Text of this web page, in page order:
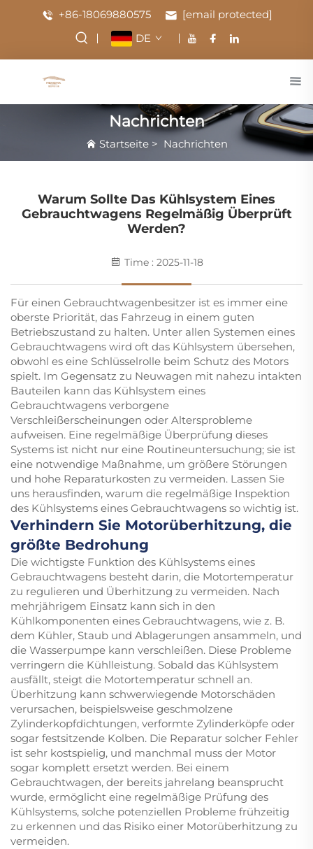
+86-18069880575
[email protected]
DE
Nachrichten
Startseite> Nachrichten
Warum Sollte Das Kühlsystem Eines
Gebrauchtwagens Regelmäßig Überprüft
Werden?
Time : 2025-11-18
Für einen Gebrauchtwagenbesitzer ist es immer eine
oberste Priorität, das Fahrzeug in einem guten
Betriebszustand zu halten. Unter allen Systemen eines
Gebrauchtwagens wird oft das Kühlsystem übersehen,
obwohl es eine Schlüsselrolle beim Schutz des Motors
spielt. Im Gegensatz zu Neuwagen mit nahezu intakten
Bauteilen kann das Kühlsystem eines
Gebrauchtwagens verborgene
Verschleißerscheinungen oder Altersprobleme
aufweisen. Eine regelmäßige Überprüfung dieses
Systems ist nicht nur eine Routineuntersuchung; sie ist
eine notwendige Maßnahme, um größere Störungen
und hohe Reparaturkosten zu vermeiden. Lassen Sie
uns herausfinden, warum die regelmäßige Inspektion
des Kühlsystems eines Gebrauchtwagens so wichtig ist.
Verhindern Sie Motorüberhitzung, die
größte Bedrohung
Die wichtigste Funktion des Kühlsystems eines
Gebrauchtwagens besteht darin, die Motortemperatur
zu regulieren und Überhitzung zu vermeiden. Nach
mehrjährigem Einsatz kann sich in den
Kühlkomponenten eines Gebrauchtwagens, wie z. B.
dem Kühler, Staub und Ablagerungen ansammeln, und
die Wasserpumpe kann verschleißen. Diese Probleme
verringern die Kühlleistung. Sobald das Kühlsystem
ausfällt, steigt die Motortemperatur schnell an.
Überhitzung kann schwerwiegende Motorschäden
verursachen, beispielsweise geschmolzene
Zylinderkopfdichtungen, verformte Zylinderköpfe oder
sogar festsitzende Kolben. Die Reparatur solcher Fehler
ist sehr kostspielig, und manchmal muss der Motor
sogar komplett ersetzt werden. Bei einem
Gebrauchtwagen, der bereits jahrelang beansprucht
wurde, ermöglicht eine regelmäßige Prüfung des
Kühlsystems, solche potenziellen Probleme frühzeitig
zu erkennen und das Risiko einer Motorüberhitzung zu
vermeiden.